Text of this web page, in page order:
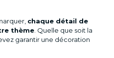
chaque détail de
thème. Quelle que soit la
garantir une décoration